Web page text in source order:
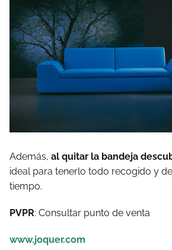
Además, al quitar la bandeja
ideal para tenerlo todo recogido y
tiempo.
PVPR: Consultar punto de venta
www.joquer.com